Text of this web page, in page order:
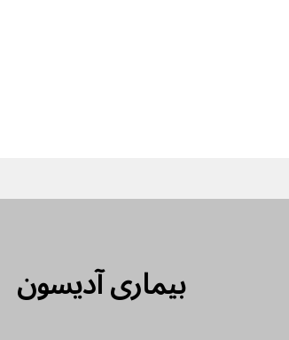
بیماری آدیسون